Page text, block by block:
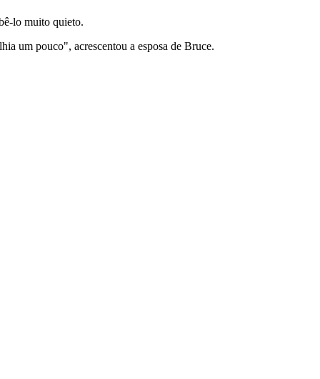
lo muito quieto.
um pouco", acrescentou a esposa de Bruce.